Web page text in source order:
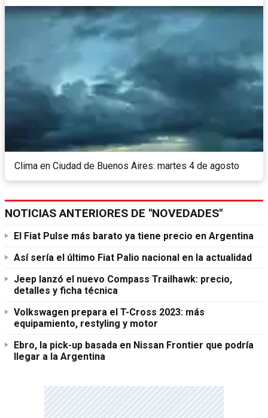
Clima en Ciudad de Buenos Aires: martes 4 de agosto
NOTICIAS ANTERIORES DE "NOVEDADES"
El Fiat Pulse más barato ya tiene precio en Argentina
Así sería el último Fiat Palio nacional en la actualidad
Jeep lanzó el nuevo Compass Trailhawk: precio,
detalles y ficha técnica
Volkswagen prepara el T-Cross 2023: más
equipamiento, restyling y motor
Ebro, la pick-up basada en Nissan Frontier que podría
llegar a la Argentina